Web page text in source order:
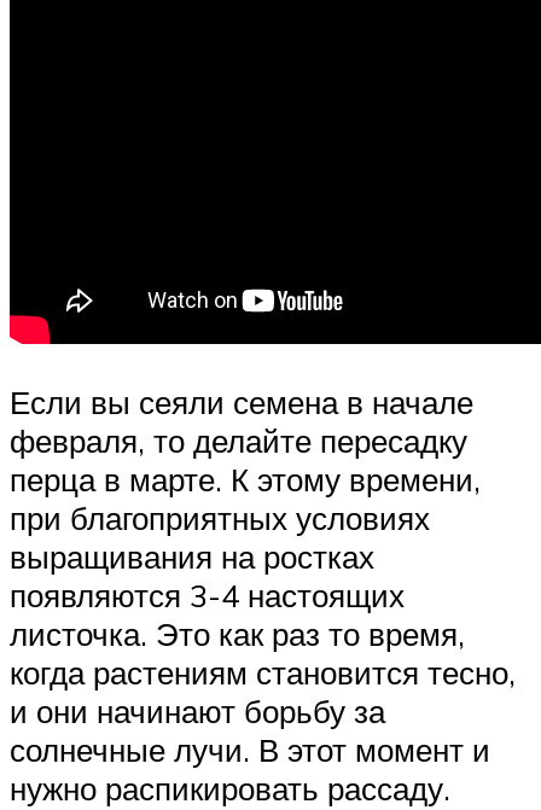
Если вы сеяли семена в начале
февраля, то делайте пересадку
перца в марте. К этому времени,
при благоприятных условиях
выращивания на ростках
появляются 3-4 настоящих
листочка. Это как раз то время,
когда растениям становится тесно,
и они начинают борьбу за
солнечные лучи. В этот момент и
нужно распикировать рассаду.